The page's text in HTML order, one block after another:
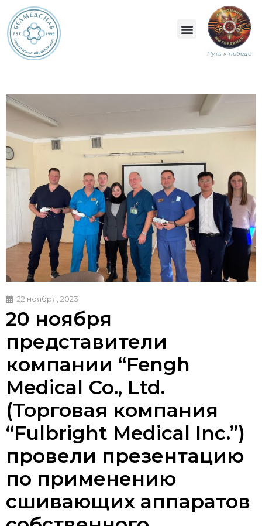
Путь к победе
22 ноября, 2023
20 ноября
представители
компании “Fengh
Medical Со., Ltd.
(Торговая компания
“Fulbright Medical Inc.”)
провели презентацию
по применению
сшивающих аппаратов